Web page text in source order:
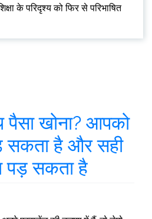
के परिदृश्य को फिर से परिभाषित
पैसा खोना? आपको
सकता है और सही
पड़ सकता है